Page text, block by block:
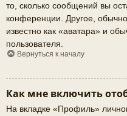
то, сколько сообщений вы
конференции. Другое,
известно как «аватара» и
пользователя.
Вернуться к началу
Как мне включить
На вкладке «Профиль»